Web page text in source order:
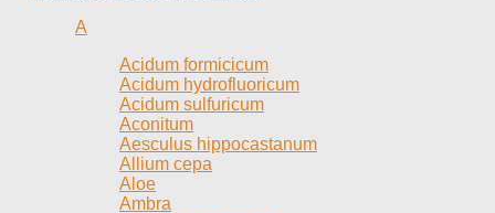
A
Acidum formicicum
Acidum hydrofluoricum
Acidum sulfuricum
Aconitum
Aesculus hippocastanum
Allium cepa
Aloe
Ambra